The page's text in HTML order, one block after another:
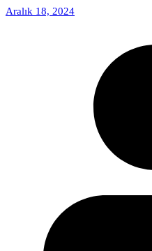
Aralık 18, 2024